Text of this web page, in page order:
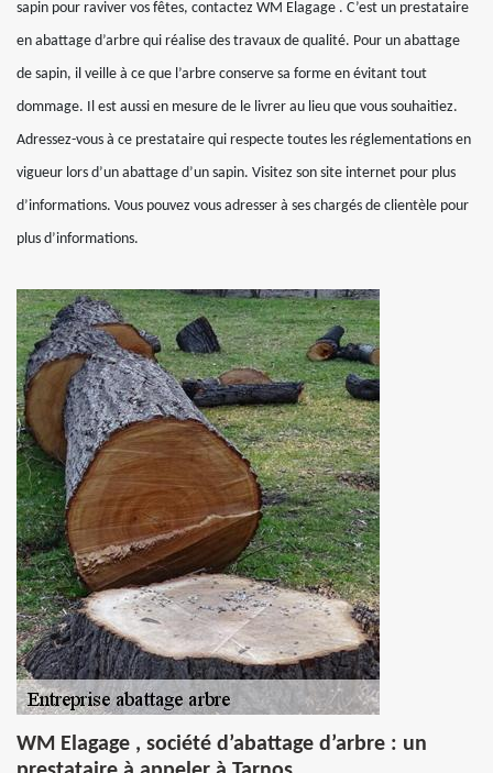
sapin pour raviver vos fêtes, contactez WM Elagage . C’est un prestataire
en abattage d’arbre qui réalise des travaux de qualité. Pour un abattage
de sapin, il veille à ce que l’arbre conserve sa forme en évitant tout
dommage. Il est aussi en mesure de le livrer au lieu que vous souhaitiez.
Adressez-vous à ce prestataire qui respecte toutes les réglementations en
vigueur lors d’un abattage d’un sapin. Visitez son site internet pour plus
d’informations. Vous pouvez vous adresser à ses chargés de clientèle pour
plus d’informations.
WM Elagage , société d’abattage d’arbre : un